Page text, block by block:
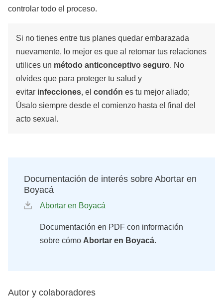
controlar todo el proceso.
Si no tienes entre tus planes quedar embarazada
nuevamente, lo mejor es que al retomar tus relaciones
utilices un método anticonceptivo seguro. No
olvides que para proteger tu salud y
evitar infecciones, el condón es tu mejor aliado;
Úsalo siempre desde el comienzo hasta el final del
acto sexual.
Documentación de interés sobre Abortar en
Boyacá
Abortar en Boyacá
Documentación en PDF con información
sobre cómo Abortar en Boyacá.
Autor y colaboradores